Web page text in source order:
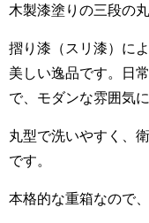
木製漆塗りの三段の
摺り漆（スリ漆）に
美しい逸品です。日
で、モダンな雰囲気
丸型で洗いやすく、
です。
本格的な重箱なので